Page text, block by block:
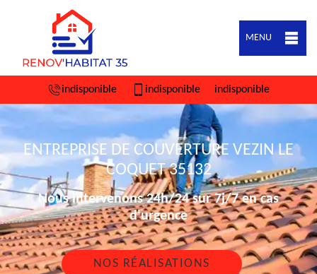
MENU
indisponible indisponible indisponible
ENTREPRISE DE COUVERTURE VEZIN LE
COQUET 35132
Nous intervenons 24h/24 sur 7j/7 en cas
d'urgence
NOS RÉALISATIONS